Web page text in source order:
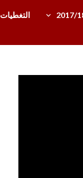
2017/ التغطيات